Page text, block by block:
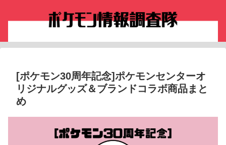
[ポケモン30周年記念]ポケモンセンターオ
リジナルグッズ＆ブランドコラボ商品まと
め